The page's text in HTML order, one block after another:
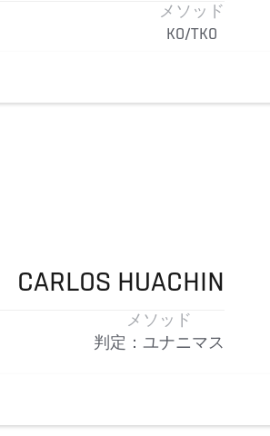
メソッド
KO/TKO
CARLOS HUACHIN
メソッド
判定：ユナニマス